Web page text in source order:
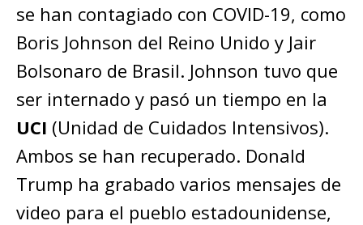
se han contagiado con COVID-19, como
Boris Johnson del Reino Unido y Jair
Bolsonaro de Brasil. Johnson tuvo que
ser internado y pasó un tiempo en la
UCI (Unidad de Cuidados Intensivos).
Ambos se han recuperado. Donald
Trump ha grabado varios mensajes de
video para el pueblo estadounidense,